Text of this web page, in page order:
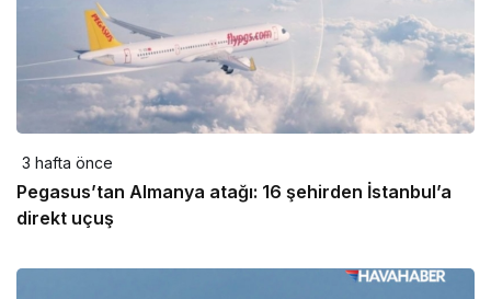
3 hafta önce
Pegasus’tan Almanya atağı: 16 şehirden İstanbul’a
direkt uçuş